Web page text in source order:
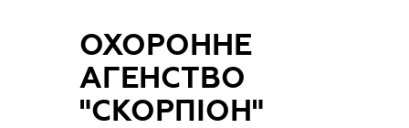
ОХОРОННЕ
АГЕНСТВО
"СКОРПІОН"